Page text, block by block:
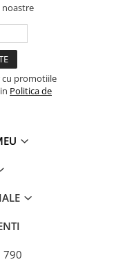
cu promotiile
Politica de
790